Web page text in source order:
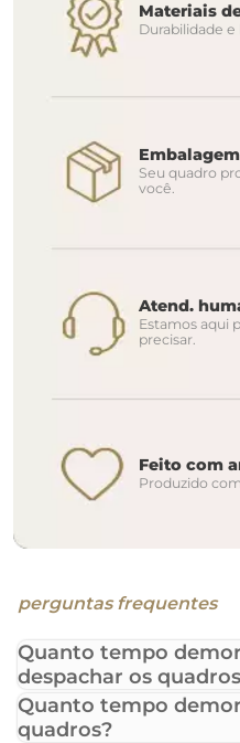
Materiais
Durabilidade
Seu quadro
você.
Atend.
Estamos aqui
precisar.
Feito com
Produzido
perguntas frequentes
Quanto tempo
despachar os
Quanto tempo
quadros?